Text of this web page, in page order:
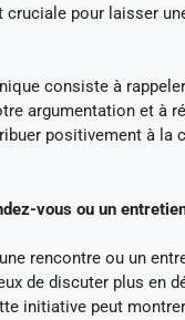
cruciale pour laisser
consiste à
argumentation et à
positivement à la
vous ou un
rencontre ou un
de discuter plus en
initiative peut